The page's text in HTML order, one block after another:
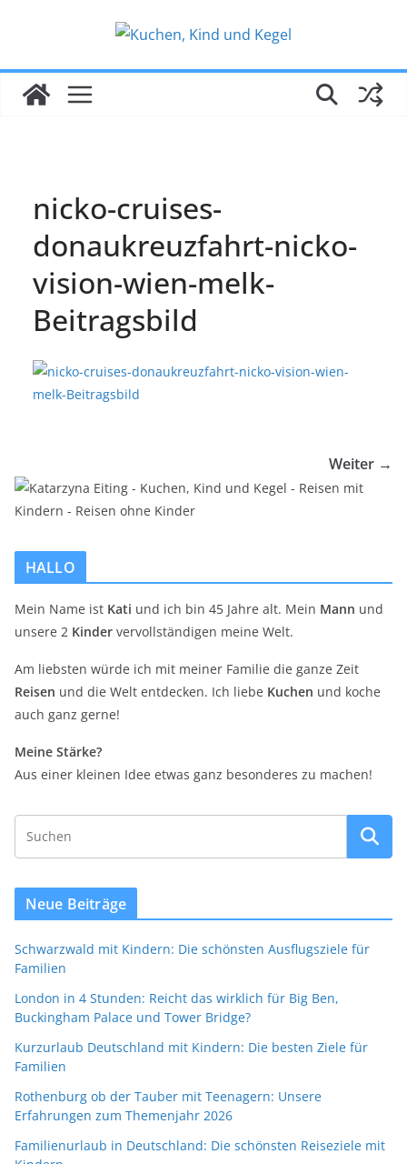
nicko-cruises-
donaukreuzfahrt-nicko-
vision-wien-melk-
Beitragsbild
Weiter →
HALLO
Mein Name ist Kati und ich bin 45 Jahre alt. Mein Mann und
unsere 2 Kinder vervollständigen meine Welt.
Am liebsten würde ich mit meiner Familie die ganze Zeit
Reisen und die Welt entdecken. Ich liebe Kuchen und koche
auch ganz gerne!
Meine Stärke?
Aus einer kleinen Idee etwas ganz besonderes zu machen!
Neue Beiträge
Schwarzwald mit Kindern: Die schönsten Ausflugsziele für
Familien
London in 4 Stunden: Reicht das wirklich für Big Ben,
Buckingham Palace und Tower Bridge?
Kurzurlaub Deutschland mit Kindern: Die besten Ziele für
Familien
Rothenburg ob der Tauber mit Teenagern: Unsere
Erfahrungen zum Themenjahr 2026
Familienurlaub in Deutschland: Die schönsten Reiseziele mit